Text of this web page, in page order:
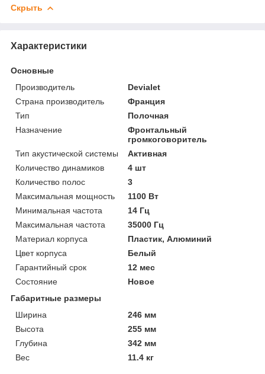
Скрыть
Характеристики
Основные
Производитель
Devialet
Страна производитель
Франция
Тип
Полочная
Назначение
Фронтальный
громкоговоритель
Тип акустической системы
Активная
Количество динамиков
4 шт
Количество полос
3
Максимальная мощность
1100 Вт
Минимальная частота
14 Гц
Максимальная частота
35000 Гц
Материал корпуса
Пластик, Алюминий
Цвет корпуса
Белый
Гарантийный срок
12 мес
Состояние
Новое
Габаритные размеры
Ширина
246 мм
Высота
255 мм
Глубина
342 мм
Вес
11.4 кг